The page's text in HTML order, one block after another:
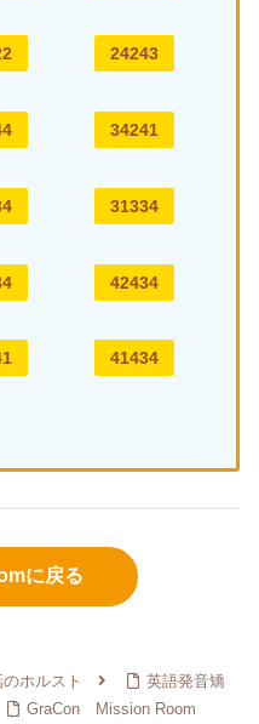
24243
34241
31334
42434
41434
に戻る
ホルスト
英語発音矯
GraCon Mission Room